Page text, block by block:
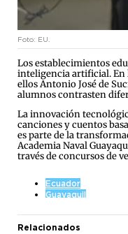
Foto: EU.
Los establecimientos
inteligencia artificial. En
ellos Antonio José de
alumnos contrasten
La innovación
canciones y cuentos
es parte de la
Academia Naval
través de concursos de
Ecuador
Guayaquil
Relacionados